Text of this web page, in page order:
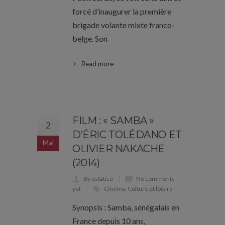
forcé d’inaugurer la première
brigade volante mixte franco-
belge. Son
Read more
2
Mai
FILM : « SAMBA »
D’ÉRIC TOLÉDANO ET
OLIVIER NAKACHE
(2014)
By estatico
No comments
yet
Cinéma, Culture et loisirs
Synopsis : Samba, sénégalais en
France depuis 10 ans,